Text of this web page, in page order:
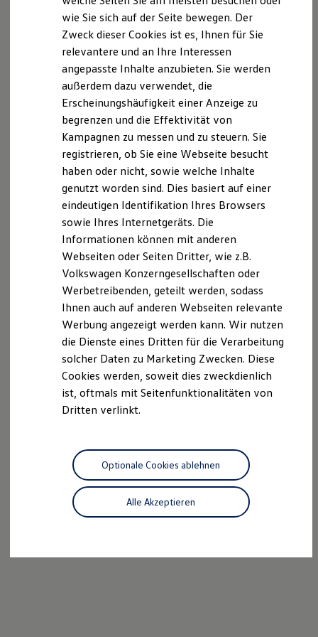
Fahrerassistenz- und Sicherheitssysteme
Kontrollleuchten
Kurzfahrprofile und Ölverdünnung
XTL-Dieselkraftstoff
Ersatzteile und Betriebsflüssigkeiten
Original Zubehör und Lifestyle Produkte
myVolkswagen
myVolkswagen Business
Elektrisch & Autonom
Elektro - & Hybridfahrzeuge
Unser Ansatz
Klimafreundlicher Strom
Reichweite & Ladelösungen
Reichweitensimulator
Ladezeitensimulator
Ladelösungen für Privatkunden
Ladelösungen für Gewerbekunden
Wallbox und Ladekabel
Förderung & Kosten der Elektrofahrzeuge
Fördermöglichkeiten für Privatkunden
Fördermöglichkeiten für Gewerbekunden
Autonomes Fahren
Mehr zum ID. Buzz
Online Beratung
California Club
California Magazin & Ratgeber
Vanlife
California App
California Lifestyle & Zubehör
Übernachten im California
Unternehmen
Karriere
Nachhaltigkeit
SHALL THE AUTHORS OR COPYRIGHT HOLDERS BE
LIABLE FOR ANY CLAIM, DAMAGES OR OTHER
LIABILITY, WHETHER IN AN ACTION OF CONTRACT,
TORT OR OTHERWISE, ARISING FROM, OUT OF OR IN
CONNECTION WITH THE SOFTWARE OR THE USE OR
OTHER DEALINGS IN THE SOFTWARE.
wie Sie sich auf der Seite bewegen. Der
Zweck dieser Cookies ist es, Ihnen für Sie
relevantere und an Ihre Interessen
angepasste Inhalte anzubieten. Sie werden
außerdem dazu verwendet, die
Erscheinungshäufigkeit einer Anzeige zu
begrenzen und die Effektivität von
Kampagnen zu messen und zu steuern. Sie
registrieren, ob Sie eine Webseite besucht
haben oder nicht, sowie welche Inhalte
genutzt worden sind. Dies basiert auf einer
eindeutigen Identifikation Ihres Browsers
sowie Ihres Internetgeräts. Die
Informationen können mit anderen
Webseiten oder Seiten Dritter, wie z.B.
Volkswagen Konzerngesellschaften oder
Werbetreibenden, geteilt werden, sodass
Ihnen auch auf anderen Webseiten relevante
Werbung angezeigt werden kann. Wir nutzen
die Dienste eines Dritten für die Verarbeitung
solcher Daten zu Marketing Zwecken. Diese
Cookies werden, soweit dies zweckdienlich
ist, oftmals mit Seitenfunktionalitäten von
Dritten verlinkt.
Alle Akzeptieren
Optionale Cookies ablehnen